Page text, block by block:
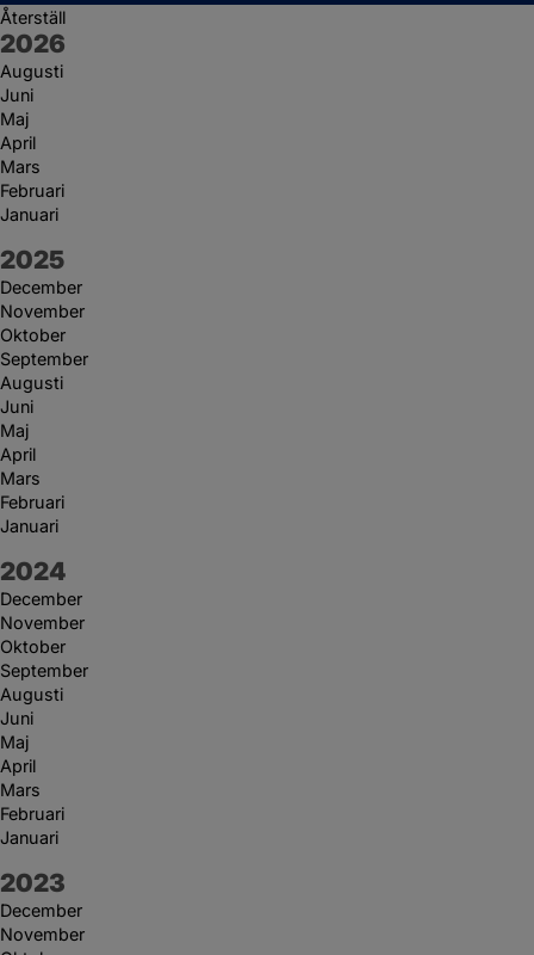
Återställ
År:
2026
Augusti
Juni
Maj
April
Mars
Februari
Januari
År:
2025
December
November
Oktober
September
Augusti
Juni
Maj
April
Mars
Februari
Januari
År:
2024
December
November
Oktober
September
Augusti
Juni
Maj
April
Mars
Februari
Januari
År:
2023
December
November